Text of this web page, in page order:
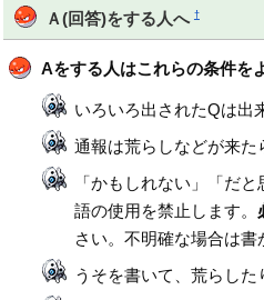
Ａ(回答)をする人へ †
Aをする人はこれらの条件を
いろいろ出されたQは出
通報は荒らしなどが来た
「かもしれない」「だ
語の使用を禁止します。
さい。不明確な場合は書
うそを書いて、荒らした